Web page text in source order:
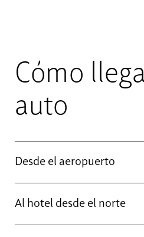
Cómo
auto
Desde el aeropuerto
Al hotel desde el norte